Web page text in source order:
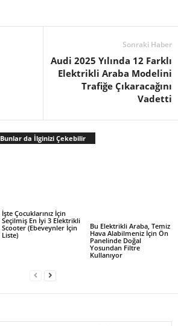
Sonraki Haber
Audi 2025 Yılında 12 Farklı
Elektrikli Araba Modelini
Trafiğe Çıkaracağını
Vadetti
Bunlar da İlginizi Çekebilir
İşte Çocuklarınız İçin
Seçilmiş En İyi 3 Elektrikli
Scooter (Ebeveynler İçin
Liste)
Bu Elektrikli Araba, Temiz
Hava Alabilmeniz İçin Ön
Panelinde Doğal
Yosundan Filtre
Kullanıyor